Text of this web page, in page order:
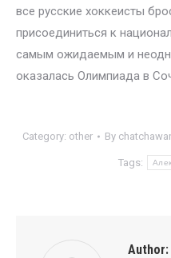
все русские хоккеисты
присоединиться к
самым ожидаемым и
оказалась Олимпиада в
Category: other By
Tags:
Author: